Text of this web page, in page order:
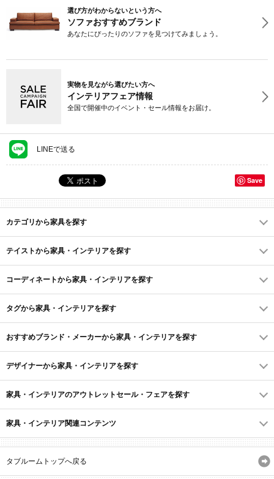
選び方がわからないという方へ
ソファおすすめブランド
あなたにぴったりのソファを見つけてみましょう。
実物を見ながら選びたい方へ
インテリアフェア情報
全国で開催中のイベント・セール情報をお届け。
LINEで送る
Save
カテゴリから家具を探す
テイストから家具・インテリアを探す
コーディネートから家具・インテリアを探す
タグから家具・インテリアを探す
おすすめブランド・メーカーから家具・インテリアを探す
デザイナーから家具・インテリアを探す
家具・インテリアのアウトレットセール・フェアを探す
家具・インテリア関連コンテンツ
タブルームトップへ戻る